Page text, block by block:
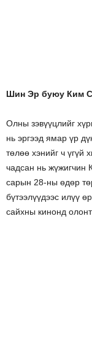
Шин Эр буюу Ким
Олны зэвүүцлийг
нь эргээд ямар үр
төлөө хэнийг ч үгүй
чадсан нь жүжигчин
сарын 28-ны өдөр
бүтээлүүдээс илүү
сайхны кинонд